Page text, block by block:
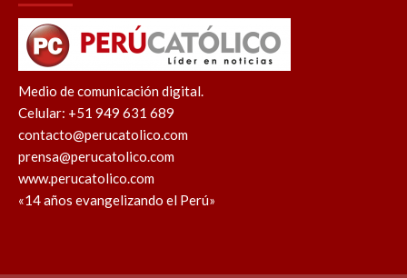
Medio de comunicación digital.
Celular: +51 949 631 689
contacto@perucatolico.com
prensa@perucatolico.com
www.perucatolico.com
«14 años evangelizando el Perú»